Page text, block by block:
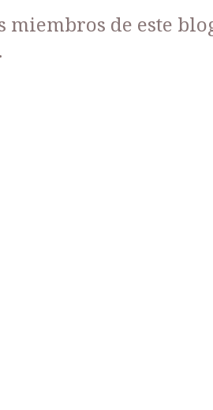
miembros de este